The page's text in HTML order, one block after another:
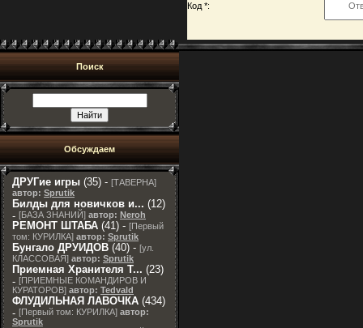
Код *:
Поиск
Обсуждаем
ДРУГие игры (35) - [ТАВЕРНА]
автор: Sprutik
Билды для новичков и... (12)
- [БАЗА ЗНАНИЙ] автор: Neroh
РЕМОНТ ШТАБА (41) - [Первый
том: КУРИЛКА] автор: Sprutik
Бунгало ДРУИДОВ (40) - [ул.
КЛАССОВАЯ] автор: Sprutik
Приемная Хранителя T... (23)
- [ПРИЕМНЫЕ КОМАНДИРОВ И
КУРАТОРОВ] автор: Tedvald
ФЛУДИЛЬНАЯ ЛАВОЧКА (434)
- [Первый том: КУРИЛКА] автор:
Sprutik